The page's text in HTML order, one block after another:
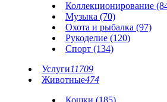
Коллекционирование
Музыка (70)
Охота и рыбалка (97)
Рукоделие (120)
Спорт (134)
Услуги11709
Животные474